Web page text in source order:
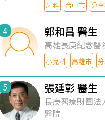
牙科 台中市 分
4 郭和昌 醫生
高雄長庚紀念醫
小兒科 高雄市
5 張廷彰 醫生
長庚醫療財團法
醫院